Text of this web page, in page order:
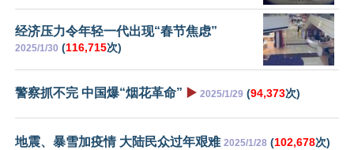
经济压力令年轻一代出现“春节焦虑”
2025/1/30 (116,715次)
警察抓不完 中国爆“烟花革命” ▶️ 2025/1/29 (94,373次)
地震、暴雪加疫情 大陆民众过年艰难 2025/1/28 (102,678次)